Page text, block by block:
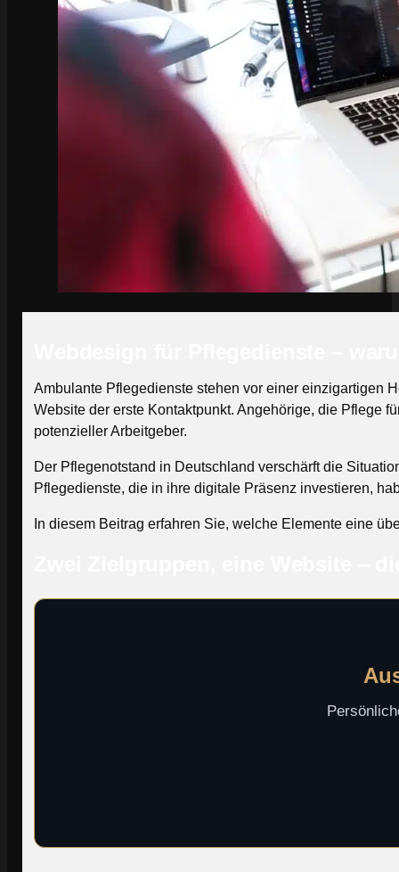
Ambulante Pflegedienste stehen vor einer einzigartigen
Website der erste Kontaktpunkt. Angehörige, die Pflege
potenzieller Arbeitgeber.
Der Pflegenotstand in Deutschland verschärft die
Pflegedienste, die in ihre digitale Präsenz investieren,
In diesem Beitrag erfahren Sie, welche Elemente eine